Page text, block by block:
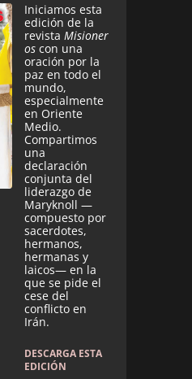
Iniciamos esta
edición de la
revista Misioner
os con una
oración por la
paz en todo el
mundo,
especialmente
en Oriente
Medio.
Compartimos
una
declaración
conjunta del
liderazgo de
Maryknoll —
compuesto por
sacerdotes,
hermanos,
hermanas y
laicos— en la
que se pide el
cese del
conflicto en
Irán.
DESCARGA ESTA
EDICIÓN